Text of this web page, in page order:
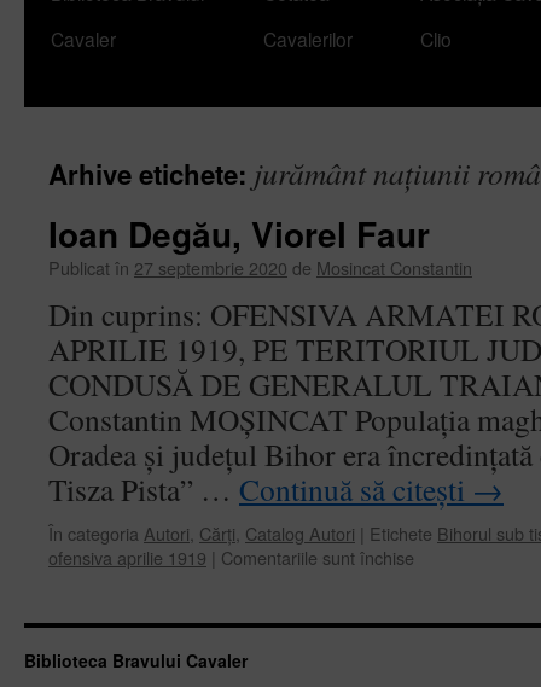
Cavaler
Cavalerilor
Clio
Arhive etichete: jurământ națiunii
Ioan Degău, Viorel Faur
Publicat în 27 septembrie 2020 de Mosincat Constantin
Din cuprins: OFENSIVA ARMATEI
APRILIE 1919, PE TERITORIUL
CONDUSĂ DE GENERALUL
Constantin MOŞINCAT Populaţia
Oradea şi judeţul Bihor era
Tisza Pista” … Continuă să citești →
În categoria Autori Cărți Catalog Autori | Etichete Bihorul sub
ofensiva aprilie 1919 | Comentariile sunt închise
Viorel
Biblioteca Bravului Cavaler